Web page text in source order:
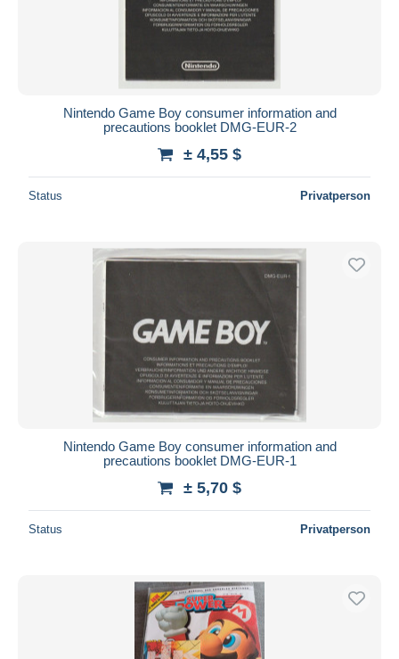
Nintendo Game Boy consumer information and
precautions booklet DMG-EUR-2
± 4,55 $
Status Privatperson
Nintendo Game Boy consumer information and
precautions booklet DMG-EUR-1
± 5,70 $
Status Privatperson